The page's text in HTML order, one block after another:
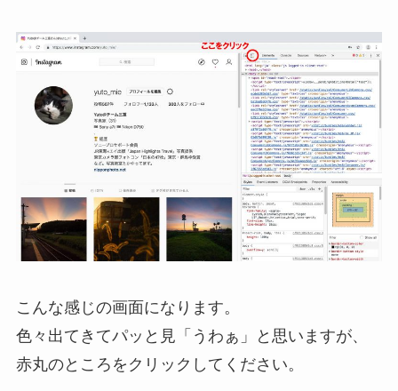
こんな感じの画面になります。
色々出てきてパッと見「うわぁ」と思いますが、
赤丸のところをクリックしてください。